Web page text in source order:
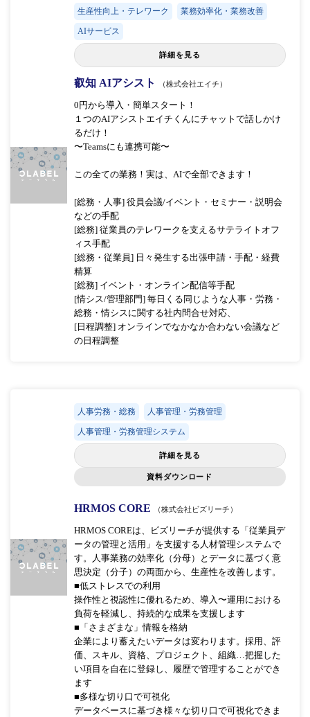
生産性向上・テレワーク 業務効率化・業務改善
AIサービス
詳細を見る
叡知 AIアシスト （株式会社エイチ）
0円から導入・簡単スタート！
１つのAIアシストエイチくんにチャットで話しかけ
るだけ！
〜Teamsにも連携可能〜
この全ての業務！実は、AIで全部できます！
[総務・人事] 役員会議/イベント・セミナー・説明会
などの手配
[総務] 従業員のテレワークを支えるサテライトオフ
ィス手配
[総務・従業員] 日々発生する出張申請・手配・経費
精算
[総務] イベント・オンライン配信等手配
[情シス/管理部門] 毎日くる同じような人事・労務・
総務・情シスに関する社内問合せ対応、
[日程調整] オンラインでなかなか合わない会議など
の日程調整
人事労務・総務 人事管理・労務管理
人事管理・労務管理システム
詳細を見る
資料ダウンロード
HRMOS CORE （株式会社ビズリーチ）
HRMOS COREは、ビズリーチが提供する「従業員デ
ータの管理と活用」を支援する人材管理システムで
す。人事業務の効率化（分母）とデータに基づく意
思決定（分子）の両面から、生産性を改善します。
■低ストレスでの利用
操作性と視認性に優れるため、導入〜運用における
負荷を軽減し、持続的な成果を支援します
■「さまざまな」情報を格納
企業により蓄えたいデータは変わります。採用、評
価、スキル、資格、プロジェクト、組織…把握した
い項目を自在に登録し、履歴で管理することができ
ます
■多様な切り口で可視化
データベースに基づき様々な切り口で可視化できま